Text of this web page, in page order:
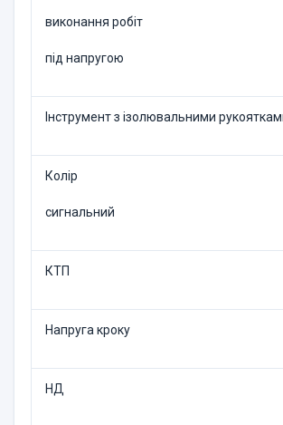
виконання робіт
під напругою
Інструмент з ізолювальними
Колір
сигнальний
КТП
Напруга кроку
НД